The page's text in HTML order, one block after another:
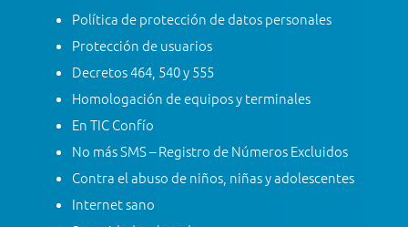
Política de protección de datos personales
Protección de usuarios
Decretos 464, 540 y 555
Homologación de equipos y terminales
En TIC Confío
No más SMS – Registro de Números Excluidos
Contra el abuso de niños, niñas y adolescentes
Internet sano